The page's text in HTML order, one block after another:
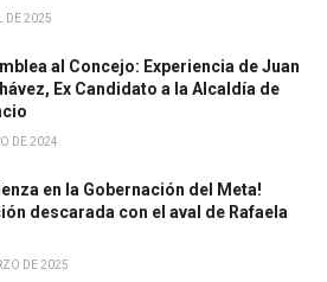
DE 2025
al Concejo: Experiencia de Juan
Ex Candidato a la Alcaldía de
DE 2024
en la Gobernación del Meta!
descarada con el aval de Rafaela
DE 2025